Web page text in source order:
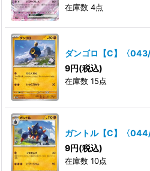
在庫数 4点
ダンゴロ【C】〈
9円(税込)
在庫数 15点
ガントル【C】〈
9円(税込)
在庫数 10点